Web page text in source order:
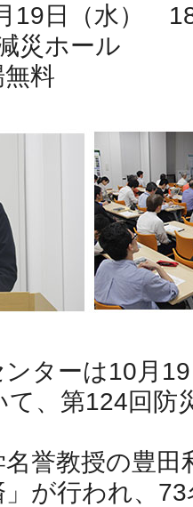
19日（水）
災ホール
料
ターは10月
、第124回防
誉教授の豊田
」が行われ、